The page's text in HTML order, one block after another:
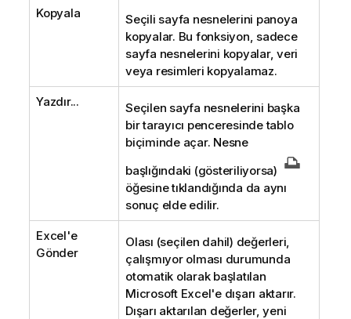
Kopyala
Seçili sayfa nesnelerini panoya
kopyalar. Bu fonksiyon, sadece
sayfa nesnelerini kopyalar, veri
veya resimleri kopyalamaz.
Yazdır...
Seçilen sayfa nesnelerini başka
bir tarayıcı penceresinde tablo
biçiminde açar. Nesne
başlığındaki (gösteriliyorsa)
öğesine tıklandığında da aynı
sonuç elde edilir.
Excel'e
Gönder
Olası (seçilen dahil) değerleri,
çalışmıyor olması durumunda
otomatik olarak başlatılan
Microsoft Excel'e dışarı aktarır.
Dışarı aktarılan değerler, yeni